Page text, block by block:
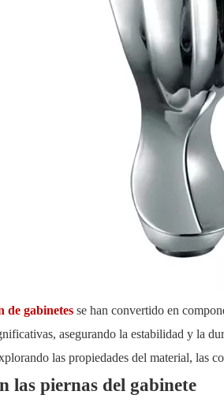
de gabinetes se han convertido en
asegurando la estabilidad y la
las propiedades del material, las
las piernas del gabinete